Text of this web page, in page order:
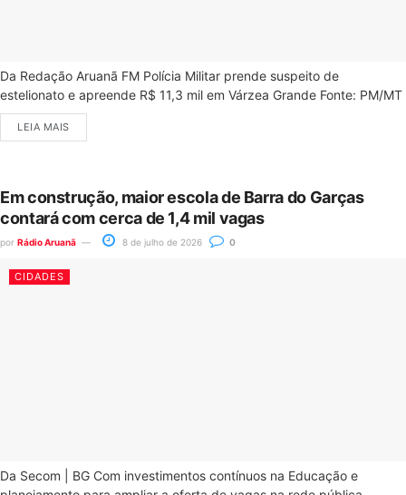
Da Redação Aruanã FM Polícia Militar prende suspeito de
estelionato e apreende R$ 11,3 mil em Várzea Grande Fonte: PM/MT
LEIA MAIS
Em construção, maior escola de Barra do Garças
contará com cerca de 1,4 mil vagas
por Rádio Aruanã 8 de julho de 2026 0
CIDADES
Da Secom | BG Com investimentos contínuos na Educação e